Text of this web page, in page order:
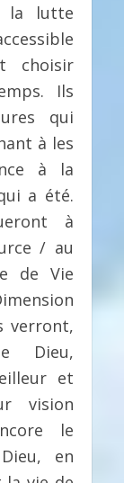
la lutte
choisir
Ils
qui
à les
à la
a été.
à
/ au
de Vie
verront,
Dieu,
et
vision
le
en